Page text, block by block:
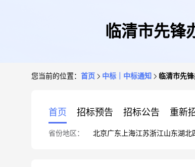
临清市先锋
您当前的位置： 首页 中标｜中标通知 临清市先
首页 招标预告 招标公告 重新
省份地区： 北京广东 上海江苏浙江山东湖北